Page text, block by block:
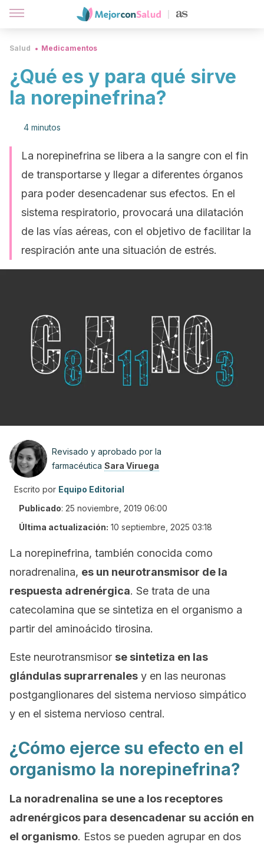
Salud Medicamentos
¿Qué es y para qué sirve
la norepinefrina?
4 minutos
La norepinefrina se libera a la sangre con el fin
de transportarse y llegar a diferentes órganos
para poder desencadenar sus efectos. En el
sistema respiratorio, provocará una dilatación
de las vías aéreas, con el objetivo de facilitar la
respiración ante una situación de estrés.
Revisado y aprobado por la
farmacéutica Sara Viruega
Escrito por Equipo Editorial
Publicado: 25 noviembre, 2019 06:00
Última actualización: 10 septiembre, 2025 03:18
La norepinefrina, también conocida como
noradrenalina, es un neurotransmisor de la
respuesta adrenérgica. Se trata de una
catecolamina que se sintetiza en el organismo a
partir del aminoácido tirosina.
Este neurotransmisor se sintetiza en las
glándulas suprarrenales y en las neuronas
postganglionares del sistema nervioso simpático
y en el sistema nervioso central.
¿Cómo ejerce su efecto en el
organismo la norepinefrina?
La noradrenalina se une a los receptores
adrenérgicos para desencadenar su acción en
el organismo. Estos se pueden agrupar en dos